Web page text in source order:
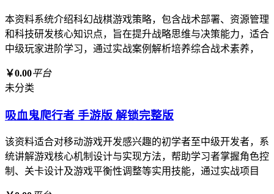
本资料系统介绍科幻战棋游戏策略，包含战术部署、资源管理
和科技研发核心知识点，旨在提升战略思维与决策能力，适合
中级玩家进阶学习，通过实战案例解析培养综合战术素养，
￥0.00平台
未分类
吸血鬼爬行者 手游版 解锁完整版
该资料适合对移动游戏开发感兴趣的初学者至中级开发者，系
统讲解游戏核心机制设计与实现方法，帮助学习者掌握角色控
制、关卡设计及游戏平衡性调整等实用技能，通过实战项目